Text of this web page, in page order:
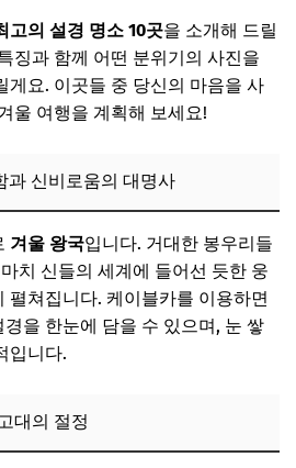
고의 설경 명소 10곳을 소개해 드릴
징과 함께 어떤 분위기의 사진을
게요. 이곳들 중 당신의 마음을 사
울 여행을 계획해 보세요!
과 신비로움의 대명사
겨울 왕국입니다. 거대한 봉우리들
치 신들의 세계에 들어선 듯한 웅
펼쳐집니다. 케이블카를 이용하면
을 한눈에 담을 수 있으며, 눈 쌓
입니다.
대의 절정